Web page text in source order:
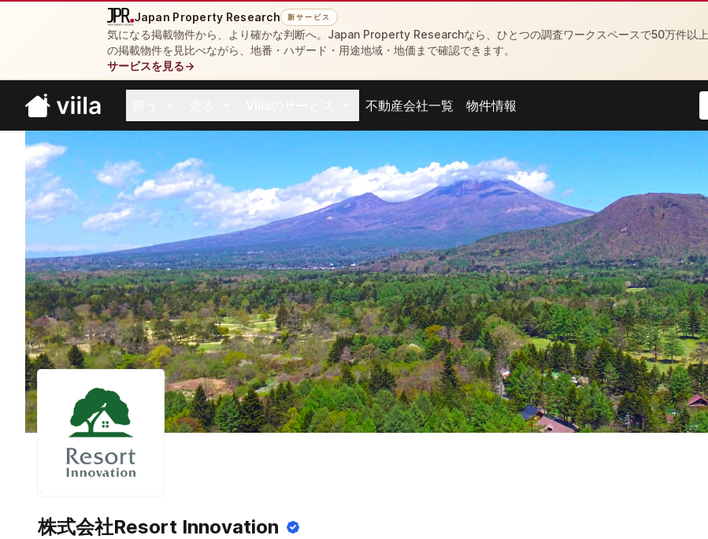
Japan Property Research 新サービス
気になる掲載物件から、より確かな判断へ。Japan Property Researchなら、ひとつの調査ワークスペースで50万件以上
の掲載物件を見比べながら、地番・ハザード・用途地域・地価まで確認できます。
サービスを見る→
Open resources menuOpen agent menu
不動産会社一覧
Open feed menu
物件情報
株式会社Resort Innovation